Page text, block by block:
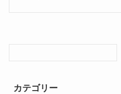
カテゴリー